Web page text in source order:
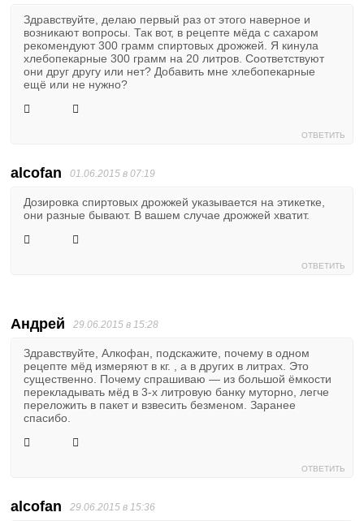
Здравствуйте, делаю первый раз от этого наверное и
возникают вопросы. Так вот, в рецепте мёда с сахаром
рекомендуют 300 грамм спиртовых дрожжей. Я кинула
хлебопекарные 300 грамм на 20 литров. Соответствуют
они друг другу или нет? Добавить мне хлебопекарные
ещё или не нужно?
ОТВЕТИТЬ
alcofan 01.06.2015 в 07:19
Дозировка спиртовых дрожжей указывается на этикетке,
они разные бывают. В вашем случае дрожжей хватит.
ОТВЕТИТЬ
Андрей 29.06.2015 в 15:28
Здравствуйте, Алкофан, подскажите, почему в одном
рецепте мёд измеряют в кг. , а в других в литрах. Это
существенно. Почему спрашиваю — из большой ёмкости
перекладывать мёд в 3-х литровую банку муторно, легче
переложить в пакет и взвесить безменом. Заранее
спасибо.
ОТВЕТИТЬ
alcofan 29.06.2015 в 15:36